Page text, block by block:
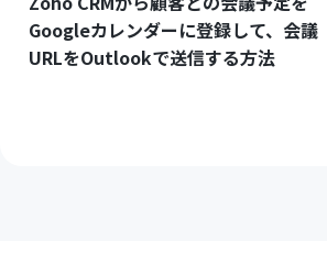
Googleカレンダーに登録して、会議
URLをOutlookで送信する方法